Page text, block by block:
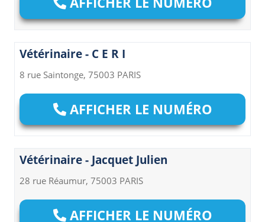
Vétérinaire - C E R I
8 rue Saintonge, 75003 PARIS
AFFICHER LE NUMÉRO
Vétérinaire - Jacquet Julien
28 rue Réaumur, 75003 PARIS
AFFICHER LE NUMÉRO